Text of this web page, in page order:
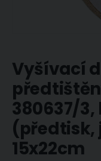
na
začátek
galerie
s
obrázky
Vyšívací
380637/
(předtisk,
15x22cm